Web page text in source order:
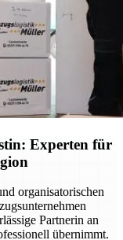
Experten für
organisatorischen
Partnerin an
übernimmt.